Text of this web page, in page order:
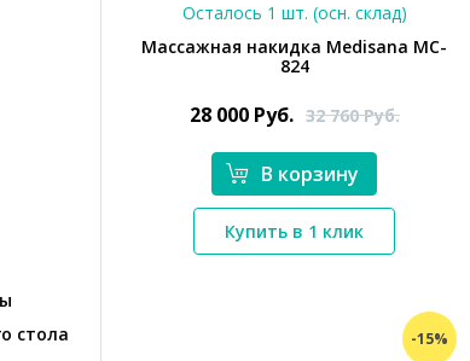
стола
*}
Осталось 1 шт. (осн. склад)
Массажная накидка Medisana MC-
824
28 000 Руб. 32 760Руб.
В корзину
Купить в 1 клик
-15%